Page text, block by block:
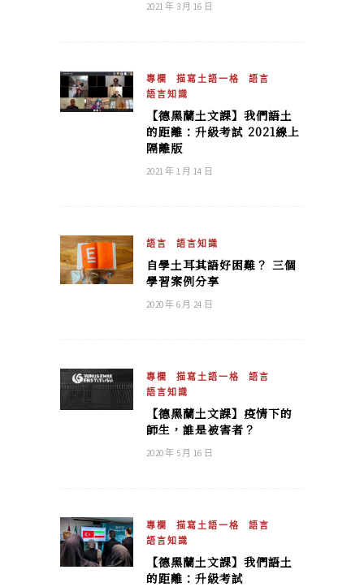
2021 年 3 月 16 日
專欄 描寫土語一格
語言
語言知識
【德黑蘭土文課】我們語土
的距離：升級考試 2021線上
隔離版
2021 年 1 月 14 日
語言 語言知識
自學土耳其語好困難？ 三個
學習案例分享
2020 年 6 月 24 日
專欄 描寫土語一格
語言
語言知識
【德黑蘭土文課】疫情下的
師生，誰是被害者？
2020 年 5 月 16 日
專欄 描寫土語一格
語言
語言知識
【德黑蘭土文課】我們語土
的距離：升級考試